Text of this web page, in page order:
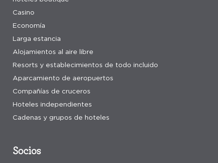
Casino
Economía
Larga estancia
Alojamientos al aire libre
Resorts y establecimientos de todo incluido
Aparcamiento de aeropuertos
Compañías de cruceros
Hoteles independientes
Cadenas y grupos de hoteles
Socios